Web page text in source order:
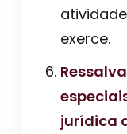
exerce.
jurídica